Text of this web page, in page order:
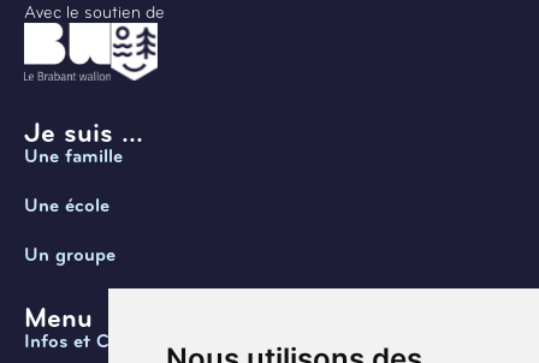
Avec le soutien de
Je suis ...
Une famille
Une école
Un groupe
Menu
Infos et Contact